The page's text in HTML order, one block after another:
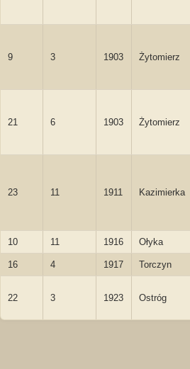
9 3 1903 Żytomierz
21 6 1903 Żytomierz
23 11 1911 Kazimierka
10 11 1916 Ołyka
16 4 1917 Torczyn
22 3 1923 Ostróg